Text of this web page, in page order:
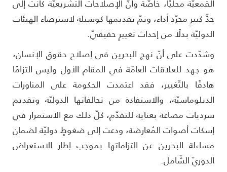
محليًا، خاصّة وأنّ الإصلاحات التشريعيّة كانت إلى
كبيرٍ مجرّد أداء، وتمّ تقديمها كوسيلةٍ لاسترضاء الهيئات
بدلًا من إحداث تغييرٍ حقيقيّ.
على أنّ نهج البحرين في إصلاح حقوق الإنسان،
جهد للعلاقات العامّة في المقام الأول وليس التزامًا
بالتّغيير، فقد اعتمدت الحكومة على المناورات
والاستفادة من تحالفاتها الدوليّة وتقديم
مصاغة بعناية للتقدّم، كلّ ذلك مع الاستمرار في
أصوات المُعارضة، ودعت إلى ضغوطٍ دوليّة لضمان
البحرين عن التزاماتها بموجب إطار الاستعراض
الشّامل.